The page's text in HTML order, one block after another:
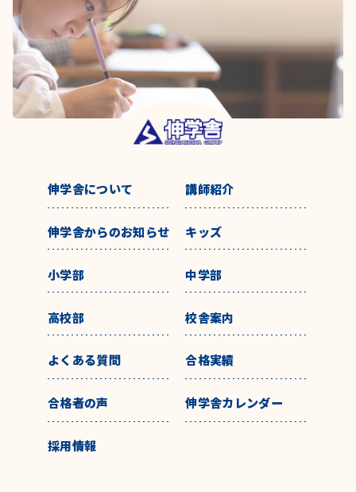
伸学舎について 講師紹介
伸学舎からのお知らせ キッズ
小学部 中学部
高校部 校舎案内
よくある質問 合格実績
合格者の声 伸学舎カレンダー
採用情報